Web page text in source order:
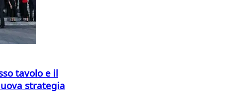
tavolo e il
strategia